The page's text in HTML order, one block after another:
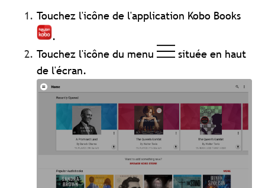
Touchez l'icône de l'application Kobo Books
.
Touchez l'icône du menu
située en haut
de l'écran.